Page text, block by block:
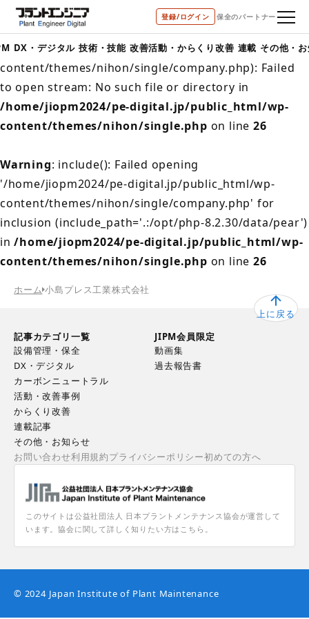
登録/ログイン 保全のパートナー
DX・デジタル 技術・技能 改善活動・からくり改善 連載 その他・
Warning: include(/home/jiopm2024/pe-
digital.jp/public_html/wp-
content/themes/nihon/single/company.php): Failed
to open stream: No such file or directory in
/home/jiopm2024/pe-digital.jp/public_html/wp-
content/themes/nihon/single.php on line26
Warning: include(): Failed opening
'/home/jiopm2024/pe-digital.jp/public_html/wp-
content/themes/nihon/single/company.php' for
inclusion (include_path='.:/opt/php-8.2.30/data/pear')
in/home/jiopm2024/pe-digital.jp/public_html/wp-
content/themes/nihon/single.php on line26
ホーム 小島プレス工業株式会社
上に戻る
このサイトは公益社団法人 日本プラントメンテナンス協会が運営して
います。協会に関して詳しく知りたい方はこちら。
記事カテゴリ一覧
設備管理・保全
DX・デジタル
カーボンニュートラル
活動・改善事例
からくり改善
連載記事
その他・お知らせ
JIPM会員限定
動画集
過去報告書
お問い合わせ利用規約プライバシーポリシー初めての方へ
© 2024 Japan Institute of Plant Maintenance